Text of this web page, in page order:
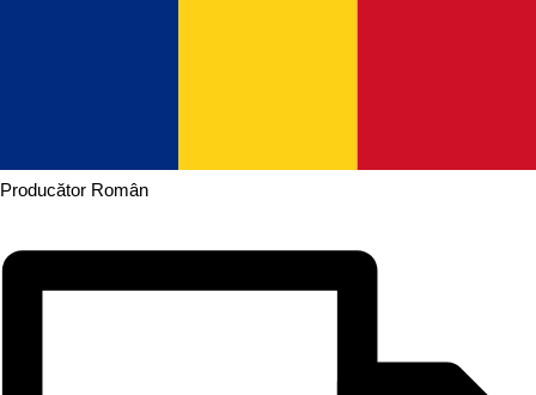
Producător Român